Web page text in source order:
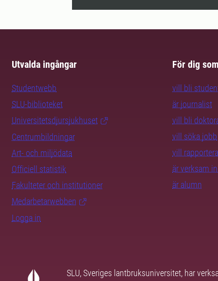
Utvalda ingångar
Studentwebb
SLU-biblioteket
Universitetsdjursjukhuset
Centrumbildningar
Art- och miljödata
Officiell statistik
Fakulteter och institutioner
Medarbetarwebben
Logga in
För dig
vill bli
är journalist
vill bli
vill söka jobb
vill
är verksam
är alumn
SLU, Sveriges lantbruksuniversitet, har